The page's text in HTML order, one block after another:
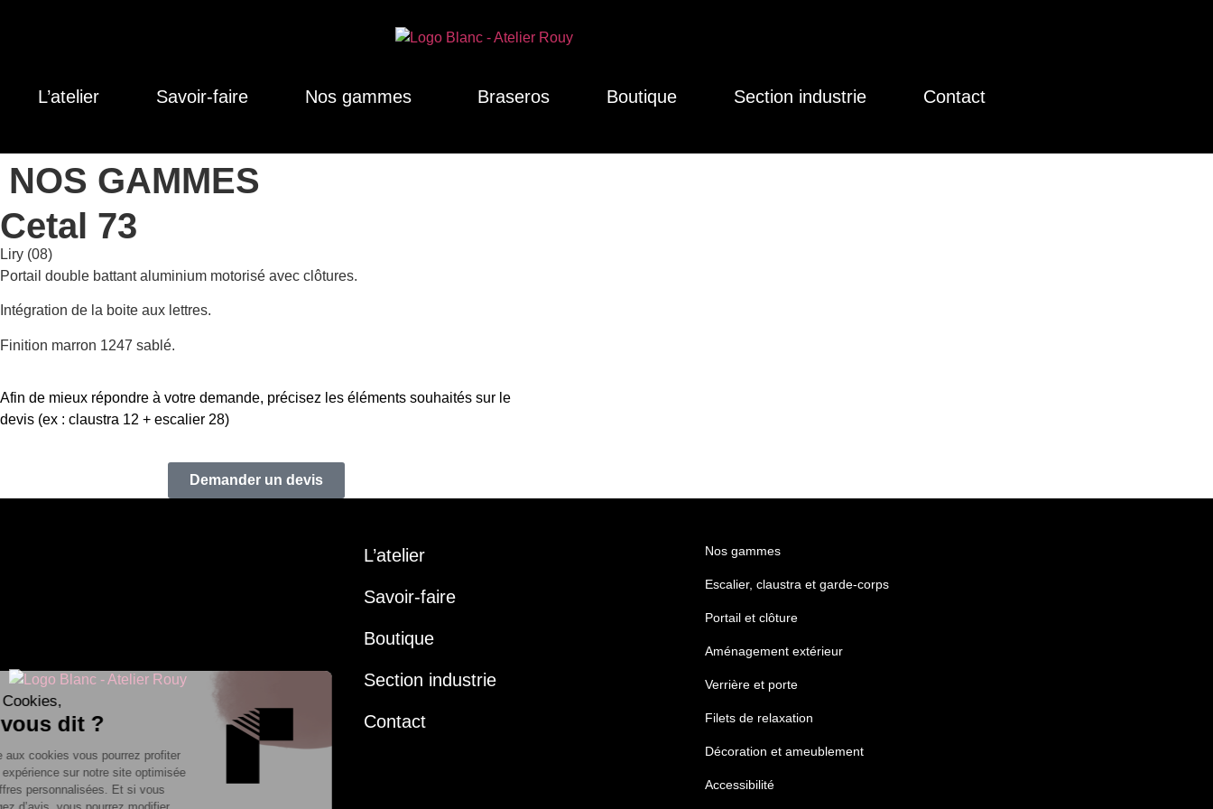
L’atelier Savoir-faire Nos gammes Braseros Boutique Section industrie Contact
NOS GAMMES
Cetal 73
Liry (08)
Portail double battant aluminium motorisé avec clôtures.
Intégration de la boite aux lettres.
Finition marron 1247 sablé.
Afin de mieux répondre à votre demande, précisez les éléments souhaités sur le
devis (ex : claustra 12 + escalier 28)
Demander un devis
L’atelier
Savoir-faire
Boutique
Section industrie
Contact
Nos gammes
Escalier, claustra et garde-corps
Portail et clôture
Aménagement extérieur
Verrière et porte
Filets de relaxation
Décoration et ameublement
Accessibilité